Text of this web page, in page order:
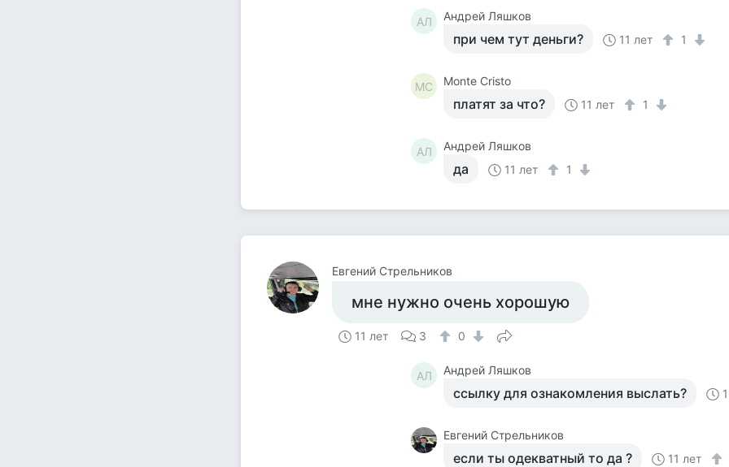
АЛ Андрей Ляшков
при чем тут деньги? 11 лет 1
MC Monte Cristo
платят за что? 11 лет 1
АЛ Андрей Ляшков
да 11 лет 1
Евгений Стрельников
мне нужно очень хорошую
11 лет 3 0
АЛ Андрей Ляшков
ссылку для ознакомления выслать?
Евгений Стрельников
если ты одекватный то да ? 11 лет